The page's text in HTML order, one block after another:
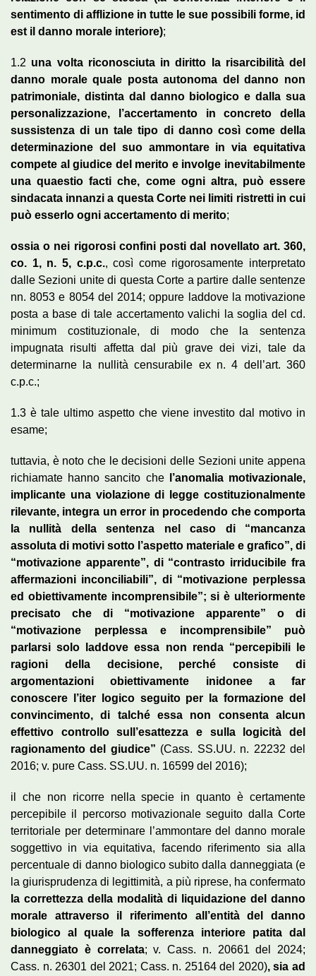
sentimento di afflizione in tutte le sue possibili forme, id
est il danno morale interiore);
1.2 una volta riconosciuta in diritto la risarcibilità del
danno morale quale posta autonoma del danno non
patrimoniale, distinta dal danno biologico e dalla sua
personalizzazione, l’accertamento in concreto della
sussistenza di un tale tipo di danno così come della
determinazione del suo ammontare in via equitativa
compete al giudice del merito e involge inevitabilmente
una quaestio facti che, come ogni altra, può essere
sindacata innanzi a questa Corte nei limiti ristretti in cui
può esserlo ogni accertamento di merito;
ossia o nei rigorosi confini posti dal novellato art. 360,
co. 1, n. 5, c.p.c., così come rigorosamente interpretato
dalle Sezioni unite di questa Corte a partire dalle sentenze
nn. 8053 e 8054 del 2014; oppure laddove la motivazione
posta a base di tale accertamento valichi la soglia del cd.
minimum costituzionale, di modo che la sentenza
impugnata risulti affetta dal più grave dei vizi, tale da
determinarne la nullità censurabile ex n. 4 dell’art. 360
c.p.c.;
1.3 è tale ultimo aspetto che viene investito dal motivo in
esame;
tuttavia, è noto che le decisioni delle Sezioni unite appena
richiamate hanno sancito che
l’anomalia motivazionale,
implicante una violazione di legge costituzionalmente
rilevante, integra un error in procedendo che comporta
la nullità della sentenza nel caso di “mancanza
assoluta di motivi sotto l’aspetto materiale e grafico”, di
“motivazione apparente”, di “contrasto irriducibile fra
affermazioni inconciliabili”, di “motivazione perplessa
ed obiettivamente incomprensibile”; si è ulteriormente
precisato che di “motivazione apparente” o di
“motivazione perplessa e incomprensibile” può
parlarsi solo laddove essa non renda “percepibili le
ragioni della decisione, perché consiste di
argomentazioni obiettivamente inidonee a far
conoscere l’iter logico seguito per la formazione del
convincimento, di talché essa non consenta alcun
effettivo controllo sull’esattezza e sulla logicità del
ragionamento del giudice” (Cass. SS.UU. n. 22232 del
2016; v. pure Cass. SS.UU. n. 16599 del 2016);
il che non ricorre nella specie in quanto è certamente
percepibile il percorso motivazionale seguito dalla Corte
territoriale per determinare l’ammontare del danno morale
soggettivo in via equitativa, facendo riferimento sia alla
percentuale di danno biologico subito dalla danneggiata (e
la giurisprudenza di legittimità, a più riprese, ha confermato
la correttezza della modalità di liquidazione del danno
morale attraverso il riferimento all’entità del danno
biologico al quale la sofferenza interiore patita dal
danneggiato è correlata; v. Cass. n. 20661 del 2024;
Cass. n. 26301 del 2021; Cass. n. 25164 del 2020), sia ad